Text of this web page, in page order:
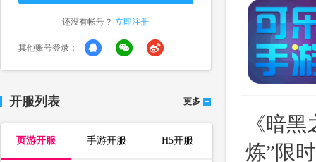
还没有帐号？ 立即注册
其他账号登录：
开服列表 更多
页游开服 手游开服 H5开服
《暗
炼”限